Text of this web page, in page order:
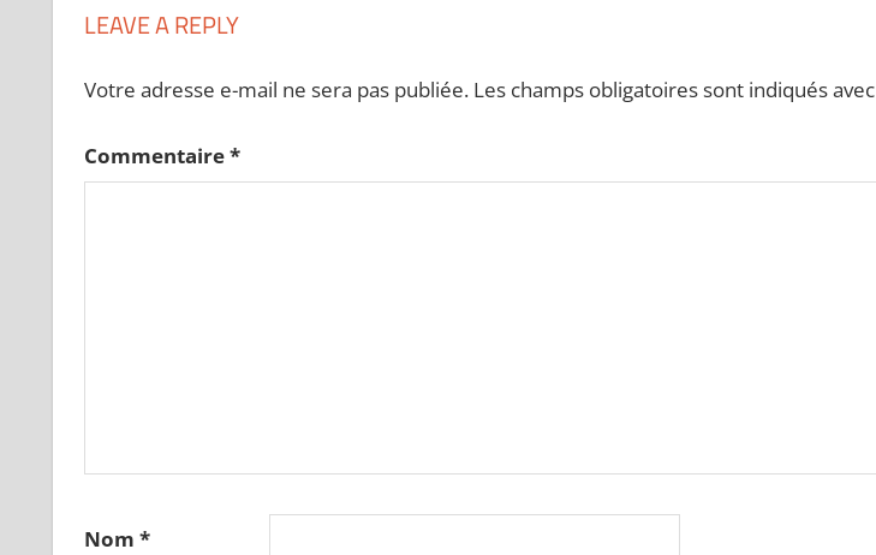
LEAVE A REPLY
Votre adresse e-mail ne sera pas publiée. Les champs obligatoires sont indiqués avec
Commentaire*
Nom *